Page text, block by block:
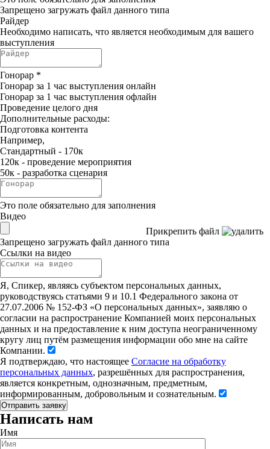
Запрещено загружать файл данного типа
Райдер
Необходимо написать, что является необходимым для вашего
выступления
Гонорар *
Гонорар за 1 час выступления онлайн
Гонорар за 1 час выступления офлайн
Проведение целого дня
Дополнительные расходы:
Подготовка контента
Например,
Стандартный - 170к
120к - проведение мероприятия
50к - разработка сценария
Это поле обязательно для заполнения
Видео
Прикрепить файл
Запрещено загружать файл данного типа
Ссылки на видео
Я, Спикер, являясь субъектом персональных данных,
руководствуясь статьями 9 и 10.1 Федерального закона от
27.07.2006 № 152-ФЗ «О персональных данных», заявляю о
согласии на распространение Компанией моих персональных
данных и на предоставление к ним доступа неограниченному
кругу лиц путём размещения информации обо мне на сайте
Компании.
Я подтверждаю, что настоящее Согласие на обработку
персональных данных, разрешённых для распространения,
является конкретным, однозначным, предметным,
информированным, добровольным и сознательным.
Написать нам
Имя